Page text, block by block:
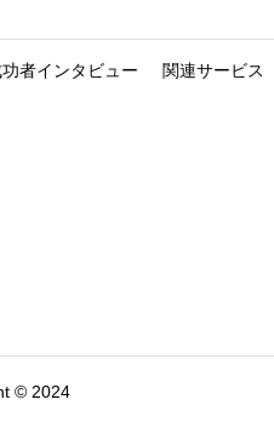
功者インタビュー 関連サービス
© 2024